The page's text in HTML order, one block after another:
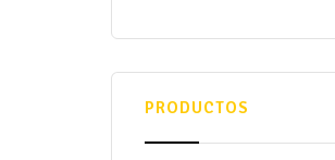
PRODUCTOS